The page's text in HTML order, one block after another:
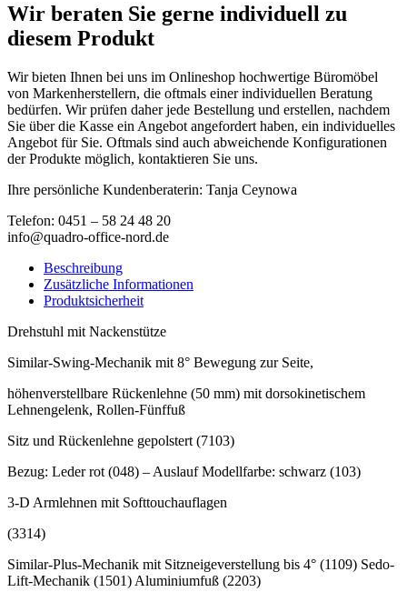
Wir beraten Sie gerne individuell zu
diesem Produkt
Wir bieten Ihnen bei uns im Onlineshop hochwertige Büromöbel
von Markenherstellern, die oftmals einer individuellen Beratung
bedürfen. Wir prüfen daher jede Bestellung und erstellen, nachdem
Sie über die Kasse ein Angebot angefordert haben, ein individuelles
Angebot für Sie. Oftmals sind auch abweichende Konfigurationen
der Produkte möglich, kontaktieren Sie uns.
Ihre persönliche Kundenberaterin: Tanja Ceynowa
Telefon: 0451 – 58 24 48 20
info@quadro-office-nord.de
Beschreibung
Zusätzliche Informationen
Produktsicherheit
Drehstuhl mit Nackenstütze
Similar-Swing-Mechanik mit 8° Bewegung zur Seite,
höhenverstellbare Rückenlehne (50 mm) mit dorsokinetischem
Lehnengelenk, Rollen-Fünffuß
Sitz und Rückenlehne gepolstert (7103)
Bezug: Leder rot (048) – Auslauf Modellfarbe: schwarz (103)
3-D Armlehnen mit Softtouchauflagen
(3314)
Similar-Plus-Mechanik mit Sitzneigeverstellung bis 4° (1109) Sedo-
Lift-Mechanik (1501) Aluminiumfuß (2203)